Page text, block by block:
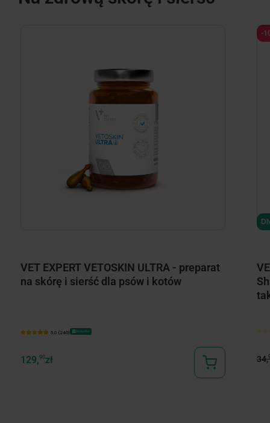
VET EXPERT VETOSKIN ULTRA - preparat
na skórę i sierść dla psów i kotów
5.0 (240) Bestseller
129,90zł 34,
-